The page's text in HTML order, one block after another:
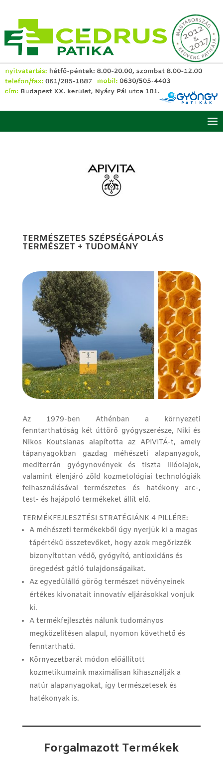
TERMÉSZETES SZÉPSÉGÁPOLÁS
TERMÉSZET + TUDOMÁNY
Az 1979-ben Athénban a környezeti
fenntarthatóság két úttörő gyógyszerésze, Niki és
Nikos Koutsianas alapította az APIVITÁ-t, amely
tápanyagokban gazdag méhészeti alapanyagok,
mediterrán gyógynövények és tiszta illóolajok,
valamint élenjáró zöld kozmetológiai technológiák
felhasználásával természetes és hatékony arc-,
test- és hajápoló termékeket állít elő.
TERMÉKFEJLESZTÉSI STRATÉGIÁNK 4 PILLÉRE:
A méhészeti termékekből úgy nyerjük ki a magas
tápértékű összetevőket, hogy azok megőrizzék
bizonyítottan védő, gyógyító, antioxidáns és
öregedést gátló tulajdonságaikat.
Az egyedülálló görög természet növényeinek
értékes kivonatait innovatív eljárásokkal vonjuk
ki.
A termékfejlesztés nálunk tudományos
megközelítésen alapul, nyomon követhető és
fenntartható.
Környezetbarát módon előállított
kozmetikumaink maximálisan kihasználják a
natúr alapanyagokat, így természetesek és
hatékonyak is.
Forgalmazott Termékek